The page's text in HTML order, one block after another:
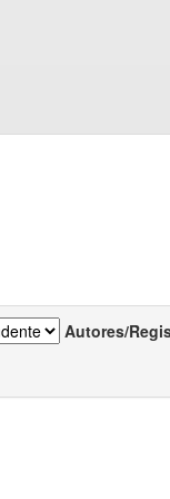
Autores/